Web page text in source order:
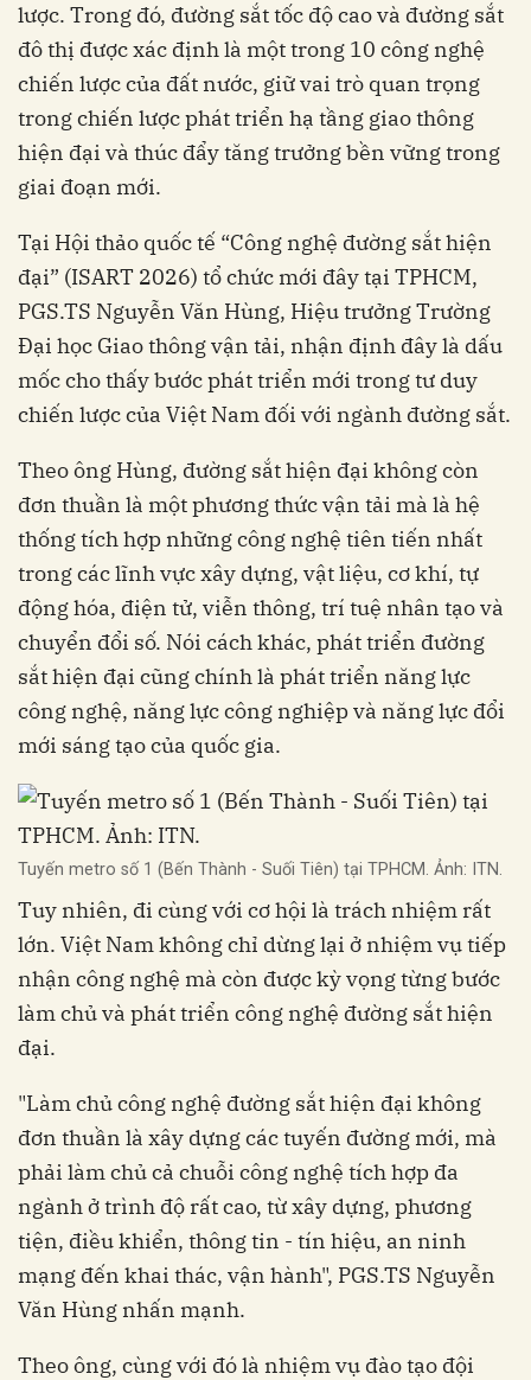
lược. Trong đó, đường sắt tốc độ cao và đường sắt
đô thị được xác định là một trong 10 công nghệ
chiến lược của đất nước, giữ vai trò quan trọng
trong chiến lược phát triển hạ tầng giao thông
hiện đại và thúc đẩy tăng trưởng bền vững trong
giai đoạn mới.
Tại Hội thảo quốc tế “Công nghệ đường sắt hiện
đại” (ISART 2026) tổ chức mới đây tại TPHCM,
PGS.TS Nguyễn Văn Hùng, Hiệu trưởng Trường
Đại học Giao thông vận tải, nhận định đây là dấu
mốc cho thấy bước phát triển mới trong tư duy
chiến lược của Việt Nam đối với ngành đường sắt.
Theo ông Hùng, đường sắt hiện đại không còn
đơn thuần là một phương thức vận tải mà là hệ
thống tích hợp những công nghệ tiên tiến nhất
trong các lĩnh vực xây dựng, vật liệu, cơ khí, tự
động hóa, điện tử, viễn thông, trí tuệ nhân tạo và
chuyển đổi số. Nói cách khác, phát triển đường
sắt hiện đại cũng chính là phát triển năng lực
công nghệ, năng lực công nghiệp và năng lực đổi
mới sáng tạo của quốc gia.
Tuyến metro số 1 (Bến Thành - Suối Tiên) tại TPHCM. Ảnh: ITN.
Tuy nhiên, đi cùng với cơ hội là trách nhiệm rất
lớn. Việt Nam không chỉ dừng lại ở nhiệm vụ tiếp
nhận công nghệ mà còn được kỳ vọng từng bước
làm chủ và phát triển công nghệ đường sắt hiện
đại.
"Làm chủ công nghệ đường sắt hiện đại không
đơn thuần là xây dựng các tuyến đường mới, mà
phải làm chủ cả chuỗi công nghệ tích hợp đa
ngành ở trình độ rất cao, từ xây dựng, phương
tiện, điều khiển, thông tin - tín hiệu, an ninh
mạng đến khai thác, vận hành", PGS.TS Nguyễn
Văn Hùng nhấn mạnh.
Theo ông, cùng với đó là nhiệm vụ đào tạo đội